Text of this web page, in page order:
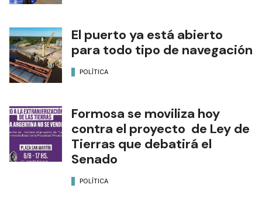
El puerto ya está abierto
para todo tipo de navegación
POLÍTICA
Formosa se moviliza hoy
contra el proyecto de Ley de
Tierras que debatirá el
Senado
POLÍTICA